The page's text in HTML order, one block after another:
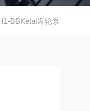
BBKetai齿轮泵